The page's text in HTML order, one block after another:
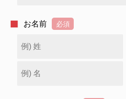
お名前